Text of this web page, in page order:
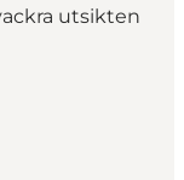
utsikten